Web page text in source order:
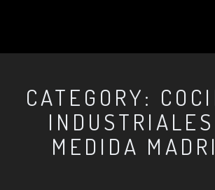
CATEGORY:
MEDIDA